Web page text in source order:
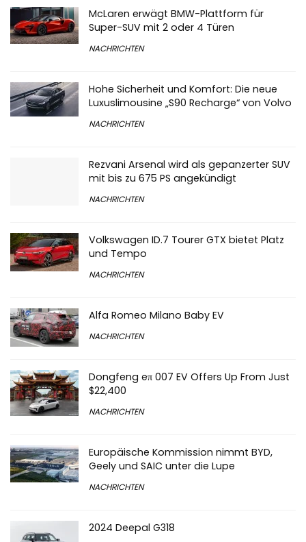
McLaren erwägt BMW-Plattform für
Super-SUV mit 2 oder 4 Türen
NACHRICHTEN
Hohe Sicherheit und Komfort: Die neue
Luxuslimousine „S90 Recharge“ von Volvo
NACHRICHTEN
Rezvani Arsenal wird als gepanzerter SUV
mit bis zu 675 PS angekündigt
NACHRICHTEN
Volkswagen ID.7 Tourer GTX bietet Platz
und Tempo
NACHRICHTEN
Alfa Romeo Milano Baby EV
NACHRICHTEN
Dongfeng eπ 007 EV Offers Up From Just
$22,400
NACHRICHTEN
Europäische Kommission nimmt BYD,
Geely und SAIC unter die Lupe
NACHRICHTEN
2024 Deepal G318